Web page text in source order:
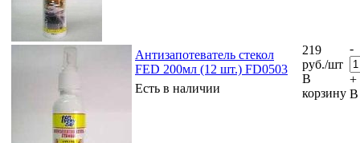
Антизапотеватель стекол
FED 200мл (12 шт.) FD0503
Есть в наличии
219
руб./шт
В
корзину
-
+
В